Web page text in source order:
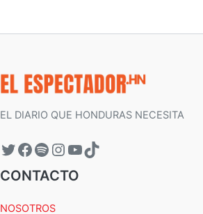
EL DIARIO QUE HONDURAS NECESITA
CONTACTO
NOSOTROS